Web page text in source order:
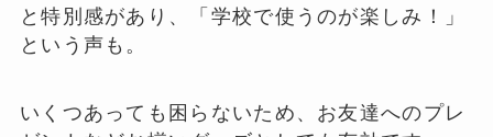
と特別感があり、「学校で使うのが楽しみ！」
という声も。
いくつあっても困らないため、お友達へのプレ